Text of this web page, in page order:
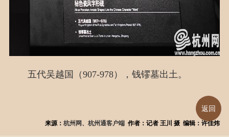
五代吴越国（907-978），钱镠墓出土。
来源：杭州网、杭州通客户端 作者：记者 王川 摄 编辑：许佳炜
返回